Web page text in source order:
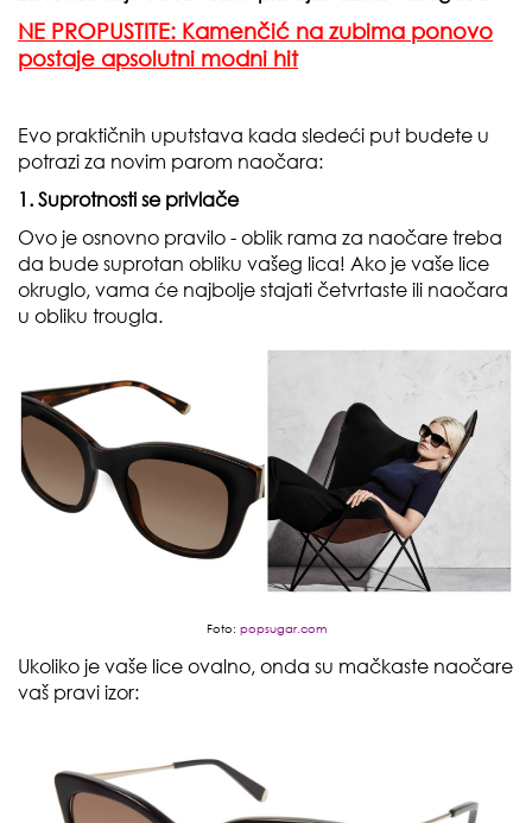
NE PROPUSTITE: Kamenčić na zubima ponovo
postaje apsolutni modni hit
Evo praktičnih uputstava kada sledeći put budete u
potrazi za novim parom naočara:
1. Suprotnosti se privlače
Ovo je osnovno pravilo - oblik rama za naočare treba
da bude suprotan obliku vašeg lica! Ako je vaše lice
okruglo, vama će najbolje stajati četvrtaste ili naočara
u obliku trougla.
Foto: popsugar.com
Ukoliko je vaše lice ovalno, onda su mačkaste naočare
vaš pravi izor: